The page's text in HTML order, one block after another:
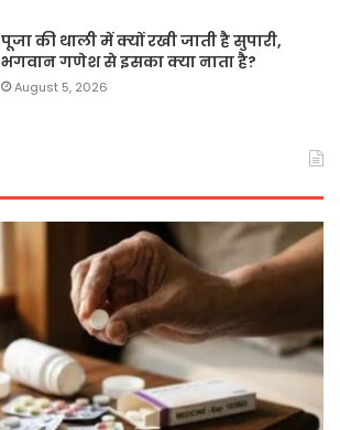
पूजा की थाली में क्यों रखी जाती है सुपारी,
भगवान गणेश से इसका क्या नाता है?
August 5, 2026